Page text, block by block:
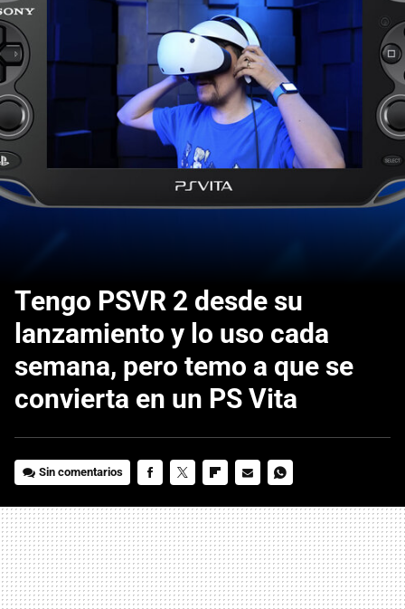
Tengo PSVR 2 desde su
lanzamiento y lo uso cada
semana, pero temo a que se
convierta en un PS Vita
Sin comentarios
MAIL